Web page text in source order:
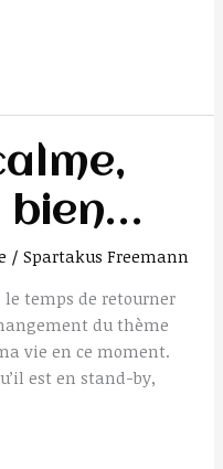
bien…
/Spartakus Freemann
le temps de retourner
du thème
vie en ce moment.
est en stand-by,